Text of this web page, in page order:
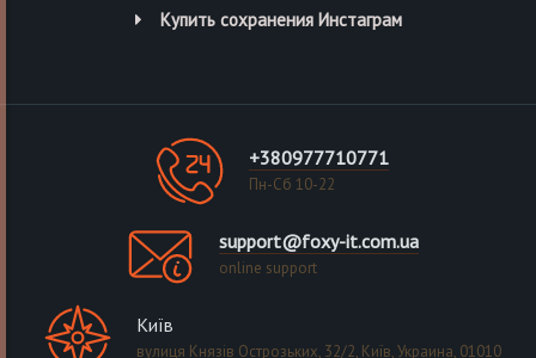
Купить сохранения Инстаграм
+380977710771
Пн-Сб 10-22
support@foxy-it.com.ua
online support
Київ
вулиця Князів Острозьких, 32/2, Київ, Украина, 01010